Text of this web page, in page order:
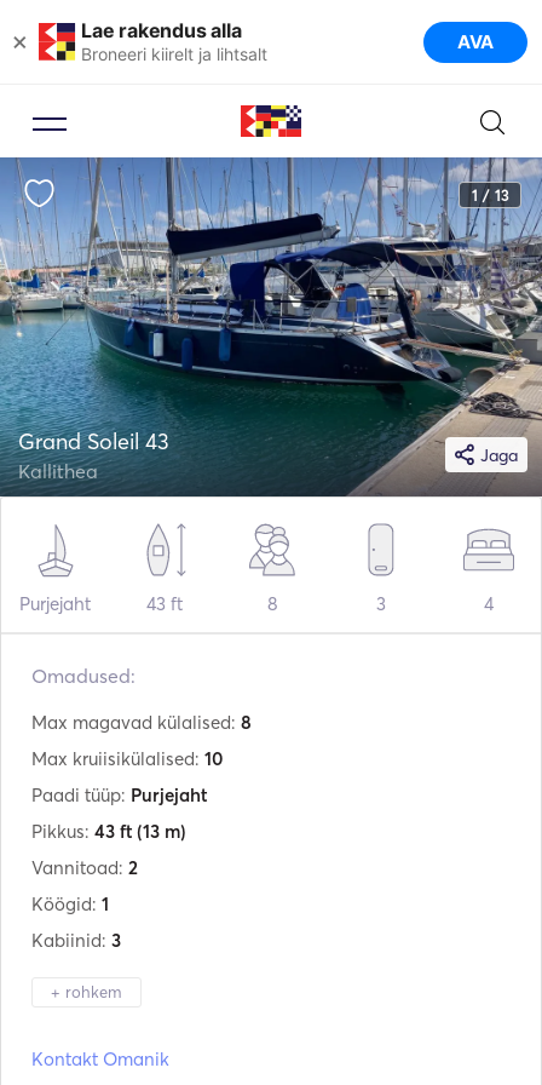
× Lae rakendus alla
Broneeri kiirelt ja lihtsalt AVA
1 / 13
Jaga
Grand Soleil 43
Kallithea
Purjejaht 43 ft 8 3 4
Omadused:
Max magavad külalised: 8
Max kruiisikülalised: 10
Paadi tüüp: Purjejaht
Pikkus: 43 ft (13 m)
Vannitoad: 2
Köögid: 1
Kabiinid: 3
+ rohkem
Kontakt Omanik